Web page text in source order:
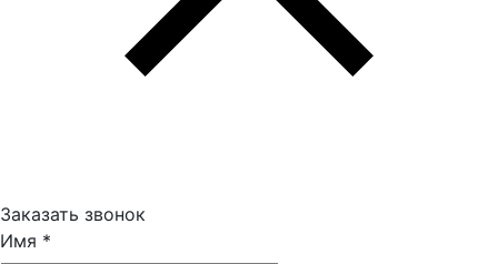
Заказать звонок
Имя *